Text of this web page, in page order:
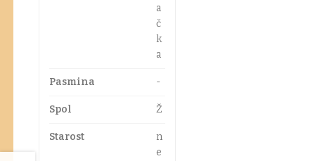
a
č
k
a
Pasmina -
Spol Ž
Starost
n
e